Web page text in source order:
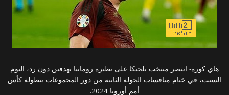
هاي كورة- انتصر منتخب بلجيكا على نظيره رومانيا بهدفين دون رد، اليوم
السبت، في ختام منافسات الجولة الثانية من دور المجموعات ببطولة كأس
أمم أوروبا 2024.